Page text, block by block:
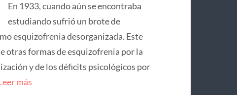
En 1933, cuando aún se encontraba
estudiando sufrió un brote de
esquizofrenia desorganizada. Este
otras formas de esquizofrenia por la
y de los déficits psicológicos por
más